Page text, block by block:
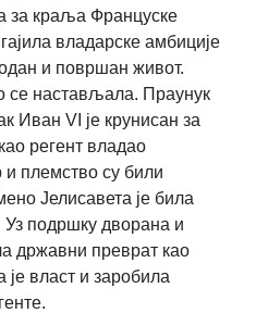
за краља Француске
владарске амбиције
и површан живот.
се настављала. Праунук
Иван VI је крунисан за
регент владао
и племство су били
Јелисавета је била
Уз подршку дворана и
државни преврат као
власт и заробила